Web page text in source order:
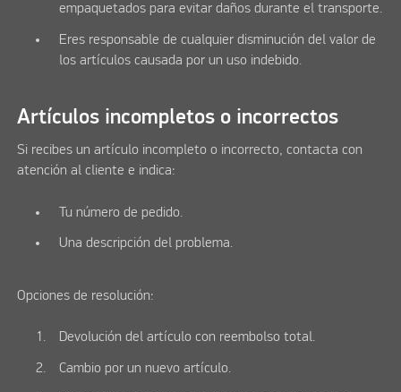
empaquetados para evitar daños durante el transporte.
Eres responsable de cualquier disminución del valor de
los artículos causada por un uso indebido.
Artículos incompletos o incorrectos
Si recibes un artículo incompleto o incorrecto, contacta con
atención al cliente e indica:
Tu número de pedido.
Una descripción del problema.
Opciones de resolución:
Devolución del artículo con reembolso total.
Cambio por un nuevo artículo.